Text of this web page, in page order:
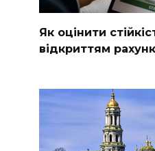
Як оцінити
відкриттям